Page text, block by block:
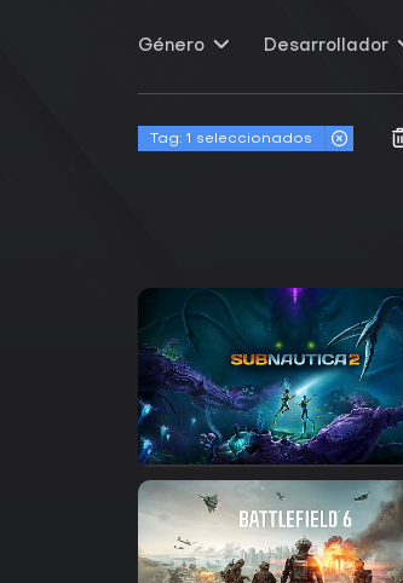
Género Desarrollador
Tag: 1 seleccionados